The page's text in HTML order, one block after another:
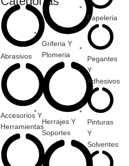
Abrasivos
Accesorios Y
Herramientas
Griferia Y
Plomeria
Herrajes Y
Soportes
Papeleria
Pegantes
Y
Adhesivos
Pinturas
Y
Solventes